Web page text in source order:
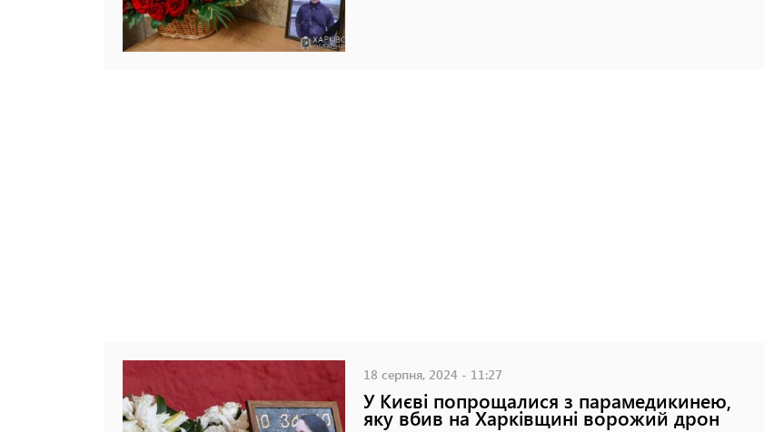
18 серпня, 2024 - 11:27
У Києві попрощалися з парамедикинею,
яку вбив на Харківщині ворожий дрон